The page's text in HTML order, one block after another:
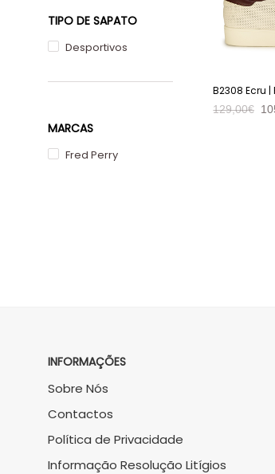
TIPO DE SAPATO
Desportivos
MARCAS
Fred Perry
B2308 Ecru |
129,00€
INFORMAÇÕES
Sobre Nós
Contactos
Política de Privacidade
Informação Resolução Litígios